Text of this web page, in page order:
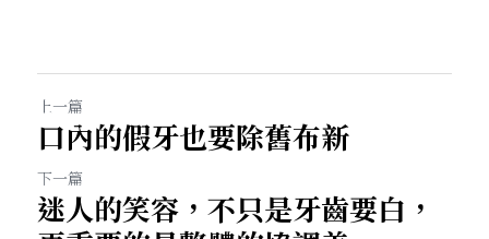
上一篇
口內的假牙也要除舊布新
下一篇
迷人的笑容，不只是牙齒要白，